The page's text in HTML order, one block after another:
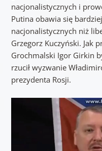
nacjonalistycznych i
Putina obawia się
nacjonalistycznych niż
Grzegorz Kuczyński. Jak
Grochmalski Igor Girkin
rzucił wyzwanie
prezydenta Rosji.